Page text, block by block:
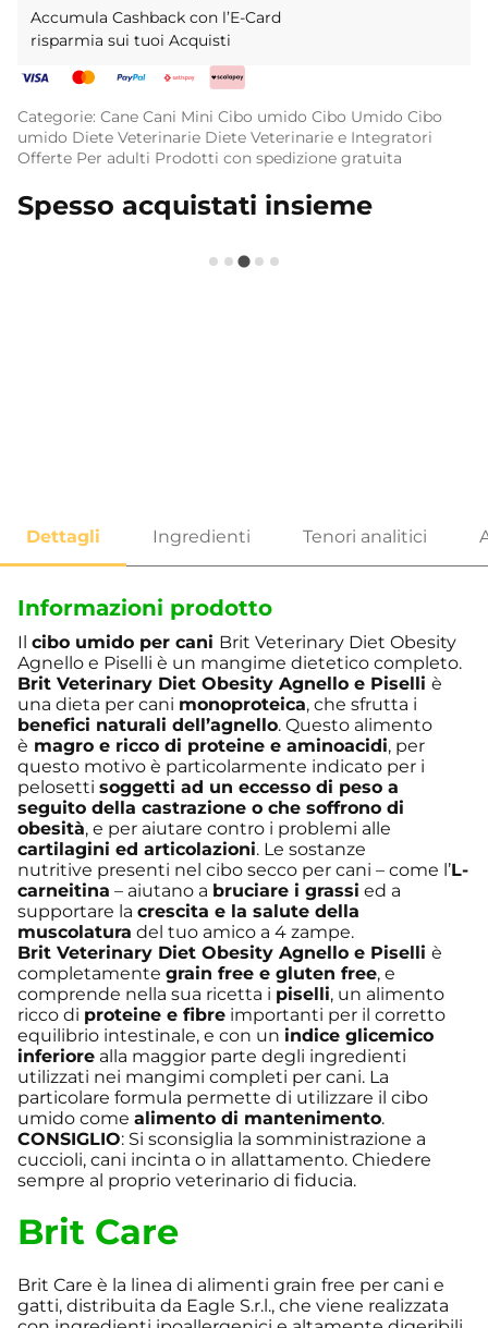
Accumula Cashback con l’E-Card
risparmia sui tuoi Acquisti
Categorie: Cane Cani Mini Cibo umido Cibo Umido Cibo
umido Diete Veterinarie Diete Veterinarie e Integratori
Offerte Per adulti Prodotti con spedizione gratuita
Spesso acquistati insieme
Informazioni prodotto
Il cibo umido per cani Brit Veterinary Diet Obesity
Agnello e Piselli è un mangime dietetico completo.
Brit Veterinary Diet Obesity Agnello e Piselli è
una dieta per cani monoproteica, che sfrutta i
benefici naturali dell’agnello. Questo alimento
è magro e ricco di proteine e aminoacidi, per
questo motivo è particolarmente indicato per i
pelosetti soggetti ad un eccesso di peso a
seguito della castrazione o che soffrono di
obesità, e per aiutare contro i problemi alle
cartilagini ed articolazioni. Le sostanze
nutritive presenti nel cibo secco per cani – come l’L-
carneitina – aiutano a bruciare i grassi ed a
supportare la crescita e la salute della
muscolatura del tuo amico a 4 zampe.
Brit Veterinary Diet Obesity Agnello e Piselli è
completamente grain free e gluten free, e
comprende nella sua ricetta i piselli, un alimento
ricco di proteine e fibre importanti per il corretto
equilibrio intestinale, e con un indice glicemico
inferiore alla maggior parte degli ingredienti
utilizzati nei mangimi completi per cani. La
particolare formula permette di utilizzare il cibo
umido come alimento di mantenimento.
CONSIGLIO: Si sconsiglia la somministrazione a
cuccioli, cani incinta o in allattamento. Chiedere
sempre al proprio veterinario di fiducia.
Brit Care
Brit Care è la linea di alimenti grain free per cani e
gatti, distribuita da Eagle S.r.l., che viene realizzata